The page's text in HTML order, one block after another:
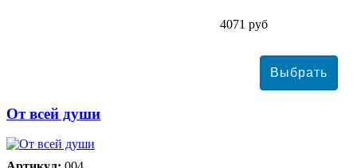
4071 руб
От всей души